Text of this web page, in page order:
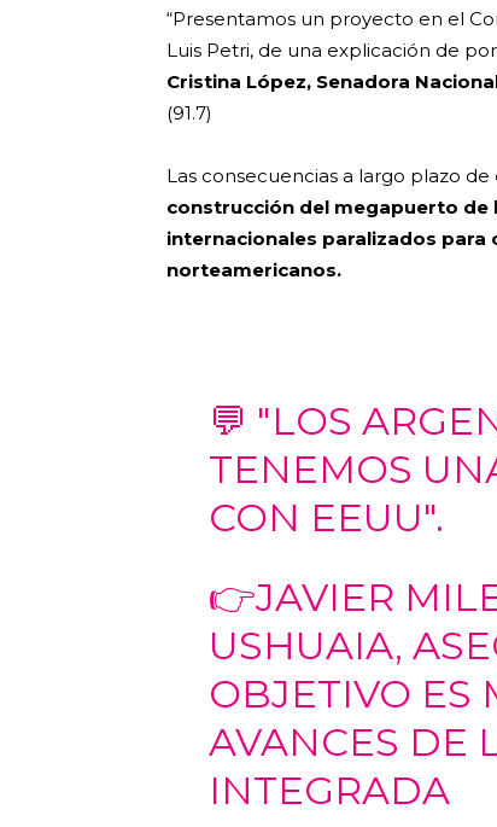
“Presentamos un proyecto en el
Luis Petri, de una explicación de
Cristina López, Senadora
(91.7)
Las consecuencias a largo plazo
construcción del megapuerto de
internacionales paralizados
norteamericanos.
💬 "LOS
TENEMOS
CON EEUU".
👉JAVIER
USHUAIA,
OBJETIVO ES
AVANCES DE
INTEGRADA